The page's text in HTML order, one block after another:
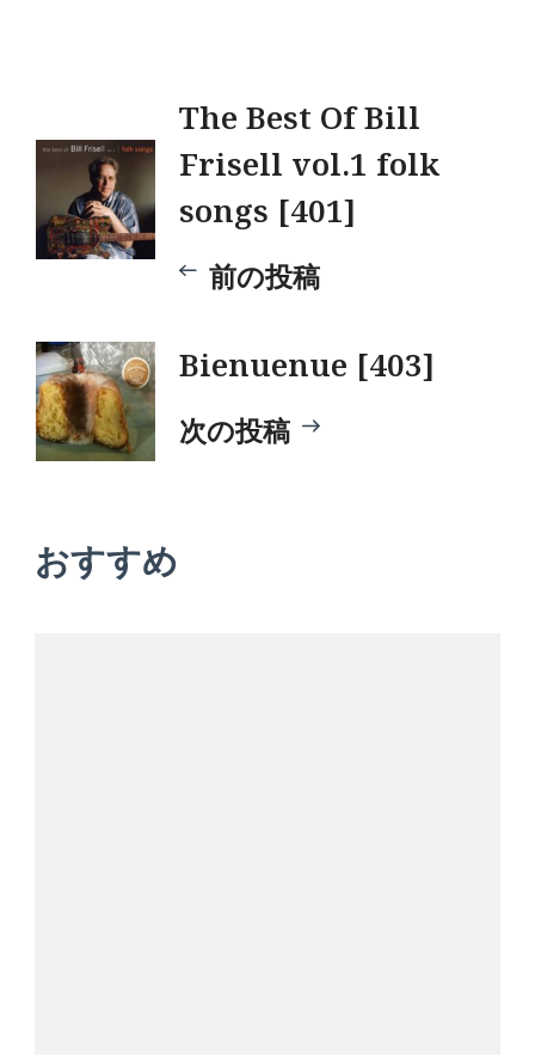
投
稿
ナ
ビ
ゲ
シ
The Best Of Bill
Frisell vol.1 folk
songs [401]
前の投稿
Bienuenue [403]
次の投稿
おすすめ